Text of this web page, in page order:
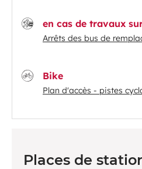
en cas de travaux
Arrêts des bus de
Bike
Plan d'accès - pistes
Places de